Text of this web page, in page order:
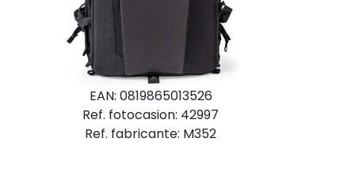
EAN: 0819865013526
Ref. fotocasion: 42997
Ref. fabricante: M352